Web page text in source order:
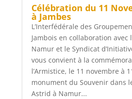
Célébration du 11
à Jambes
L’Interfédérale des
Jambois en collaboration avec
Namur et le Syndicat
vous convient à la
l’Armistice, le 11 novembre à
monument du Souvenir dans
Astrid à Namur...